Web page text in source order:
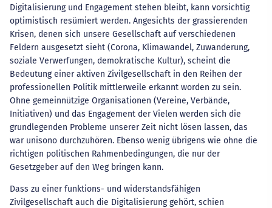
Digitalisierung und Engagement stehen bleibt, kann vorsichtig
optimistisch resümiert werden. Angesichts der grassierenden
Krisen, denen sich unsere Gesellschaft auf verschiedenen
Feldern ausgesetzt sieht (Corona, Klimawandel, Zuwanderung,
soziale Verwerfungen, demokratische Kultur), scheint die
Bedeutung einer aktiven Zivilgesellschaft in den Reihen der
professionellen Politik mittlerweile erkannt worden zu sein.
Ohne gemeinnützige Organisationen (Vereine, Verbände,
Initiativen) und das Engagement der Vielen werden sich die
grundlegenden Probleme unserer Zeit nicht lösen lassen, das
war unisono durchzuhören. Ebenso wenig übrigens wie ohne die
richtigen politischen Rahmenbedingungen, die nur der
Gesetzgeber auf den Weg bringen kann.
Dass zu einer funktions- und widerstandsfähigen
Zivilgesellschaft auch die Digitalisierung gehört, schien